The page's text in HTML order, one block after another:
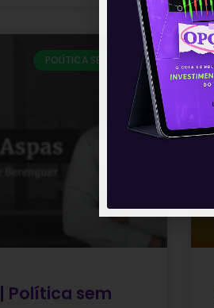
POLÍTICA SEM ASPAS
Política sem